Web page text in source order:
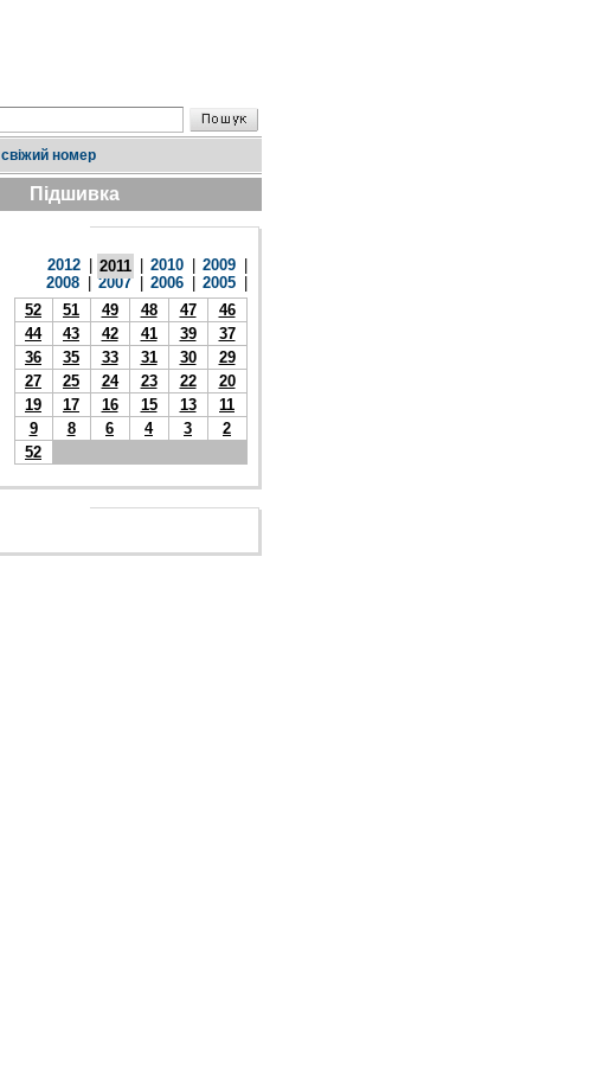
свіжий номер
Підшивка
2012 2011 2010 2009
2008
2007 2006 2005
52
51 49 48 47
46
44
43 42 41 39
37
36
35 33 31 30
29
27
25 24 23 22
20
19
17 16 15 13
11
9
8 6 4 3
2
52